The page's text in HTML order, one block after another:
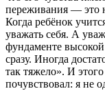
переживания — это
Когда ребёнок
уважать себя. А
фундаменте
сразу. Иногда
так тяжело». И
почувствовал: я не